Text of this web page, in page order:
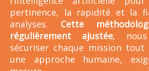
pertinence, la rapidité et la
analyses. Cette
régulièrement ajustée,
sécuriser chaque mission tout
une approche humaine,